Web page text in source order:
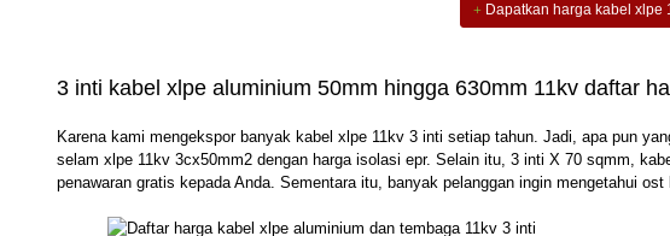
Dapatkan harga kabel xlpe
3 inti kabel xlpe aluminium 50mm hingga 630mm 11kv daftar
Karena kami mengekspor banyak kabel xlpe 11kv 3 inti setiap tahun. Jadi, apa pun
selam xlpe 11kv 3cx50mm2 dengan harga isolasi epr. Selain itu, 3 inti X 70 sqmm,
penawaran gratis kepada Anda. Sementara itu, banyak pelanggan ingin mengetahui